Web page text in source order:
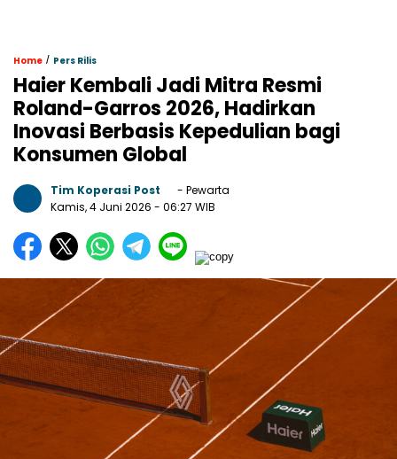
Home / Pers Rilis
Haier Kembali Jadi Mitra Resmi
Roland-Garros 2026, Hadirkan
Inovasi Berbasis Kepedulian bagi
Konsumen Global
Tim Koperasi Post
- Pewarta
Kamis, 4 Juni 2026 - 06:27 WIB